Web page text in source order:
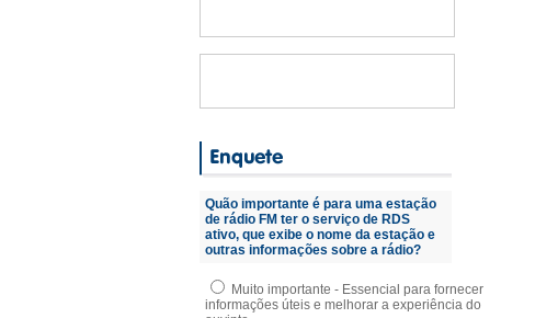
Quão importante é para uma estação
de rádio FM ter o serviço de RDS
ativo, que exibe o nome da estação e
outras informações sobre a rádio?
Muito importante - Essencial para fornecer
informações úteis e melhorar a experiência do